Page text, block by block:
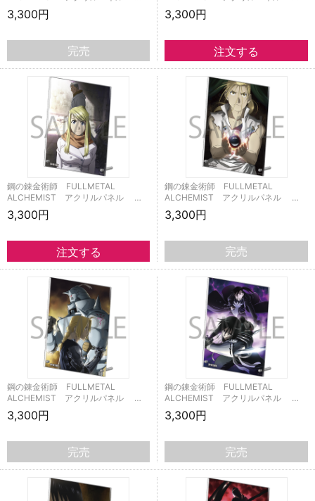
3,300円
完売
3,300円
鋼の錬金術師 FULLMETAL
ALCHEMIST アクリルパネル …
3,300円
鋼の錬金術師 FULLMETAL
ALCHEMIST アクリルパネル …
3,300円
完売
鋼の錬金術師 FULLMETAL
ALCHEMIST アクリルパネル …
3,300円
完売
鋼の錬金術師 FULLMETAL
ALCHEMIST アクリルパネル …
3,300円
完売